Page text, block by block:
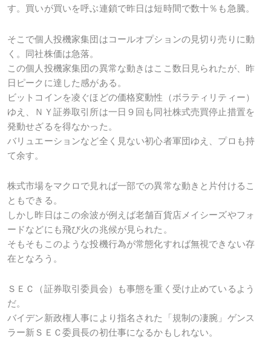
す。買いが買いを呼ぶ連鎖で昨日は短時間で数十％も急騰。
そこで個人投機家集団はコールオプションの見切り売りに動
く。同社株価は急落。
この個人投機家集団の異常な動きはここ数日見られたが、昨
日ピークに達した感がある。
ビットコインを凌ぐほどの価格変動性（ボラティリティー）
ゆえ、ＮＹ証券取引所は一日９回も同社株式売買停止措置を
発動せざるを得なかった。
バリュエーションなど全く見ない初心者軍団ゆえ、プロも持
て余す。
株式市場をマクロで見れば一部での異常な動きと片付けるこ
ともできる。
しかし昨日はこの余波が例えば老舗百貨店メイシーズやフォ
ードなどにも飛び火の兆候が見られた。
そもそもこのような投機行為が常態化すれば無視できない存
在となろう。
ＳＥＣ（証券取引委員会）も事態を重く受け止めているよう
だ。
バイデン新政権人事により指名された「規制の凄腕」ゲンス
ラー新ＳＥＣ委員長の初仕事になるかもしれない。